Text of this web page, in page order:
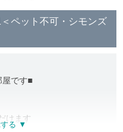
ペット不可・シモンズ
屋です■
けます